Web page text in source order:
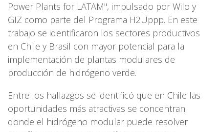
Power Plants for LATAM", impulsado por Wilo y
GIZ como parte del Programa H2Uppp. En este
trabajo se identificaron los sectores productivos
en Chile y Brasil con mayor potencial para la
implementación de plantas modulares de
producción de hidrógeno verde.
Entre los hallazgos se identificó que en Chile las
oportunidades más atractivas se concentran
donde el hidrógeno modular puede resolver